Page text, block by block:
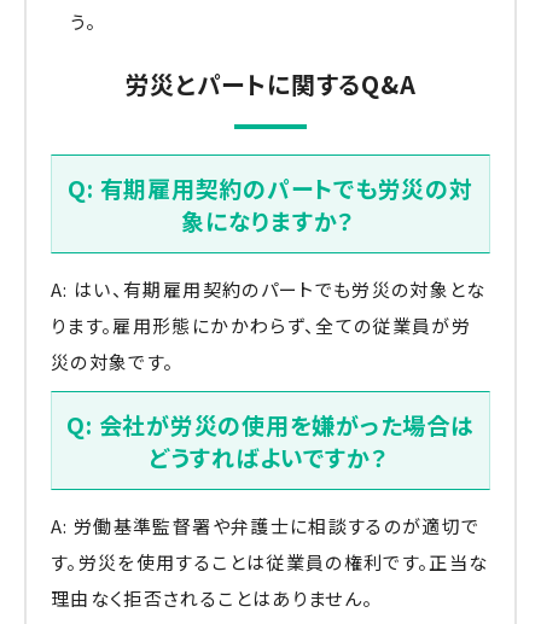
う。
労災とパートに関するQ&A
Q: 有期雇用契約のパートでも労災の対
象になりますか？
A: はい、有期雇用契約のパートでも労災の対象とな
ります。雇用形態にかかわらず、全ての従業員が労
災の対象です。
Q: 会社が労災の使用を嫌がった場合は
どうすればよいですか？
A: 労働基準監督署や弁護士に相談するのが適切で
す。労災を使用することは従業員の権利です。正当な
理由なく拒否されることはありません。